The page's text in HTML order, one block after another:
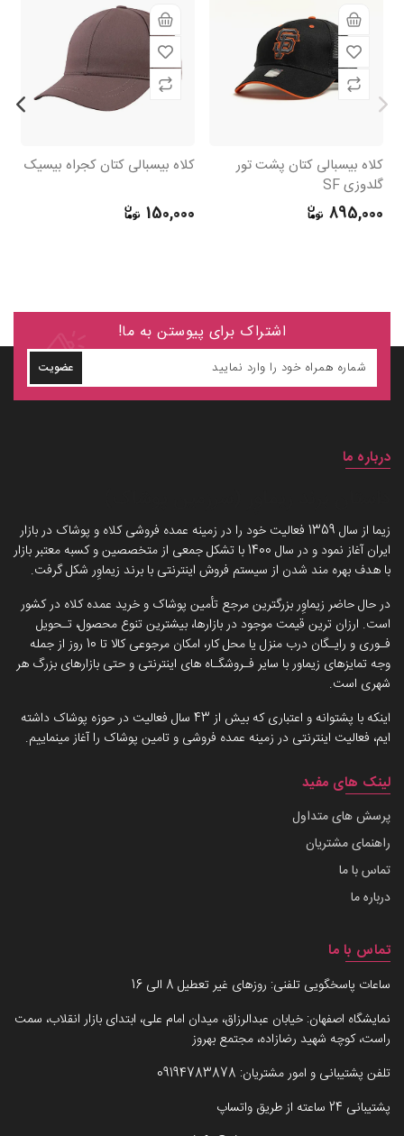
کلاه بیسبالی کتان پشت تور
گلدوزی SF
895,000
کلاه بیسبالی کتان کجراه بیسیک
150,000
اشتراک برای پیوستن به ما!
عضویت
درباره ما
زیما از سال 1359 فعالیت خود را در زمینه عمده فروشی کلاه و پوشاک در بازار
ایران آغاز نمود و در سال 1400 با تشکل جمعی از متخصصین و کسبه معتبر بازار
با هدف بهره مند شدن از سیستم فروش اینترنتی با برند زیماوِر شکل گرفت.
در حال حاضر زیماوِر بزرگترین مرجع تأمین پوشاک و خرید عمده کلاه در کشور
است. ارزان ترین قیمت موجود در بازارها، بیشترین تنوع محصول، تـحویل
فـوری و رایـگان درب منزل یا محل کار، امکان مرجوعی کالا تا 10 روز از جمله
وجه تمایزهای زیماور با سایر فـروشگـاه های اینترنتی و حتی بازارهای بزرگ هر
شهری است.
اینکه با پشتوانه و اعتباری که بیش از 43 سال فعالیت در حوزه پوشاک داشته
ایم، فعالیت اینترنتی در زمینه عمده فروشی و تامین پوشاک را آغاز مینماییم.
لینک های مفید
پرسش های متداول
راهنمای مشتریان
تماس با ما
درباره ما
تماس با ما
ساعات پاسخگویی تلفنی: روزهای غیر تعطیل 8 الی 16
نمایشگاه اصفهان: خیابان عبدالرزاق، میدان امام علی، ابتدای بازار انقلاب، سمت
راست، کوچه شهید رضازاده، مجتمع بهروز
تلفن پشتیبانی و امور مشتریان: 09194783878
پشتیبانی 24 ساعته از طریق واتساپ